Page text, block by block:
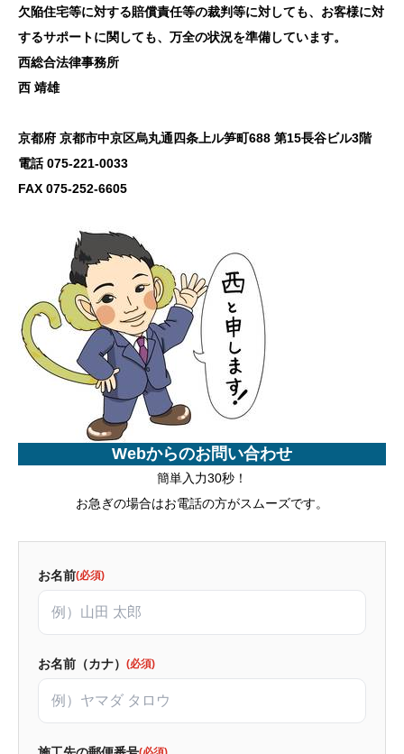
欠陥住宅等に対する賠償責任等の裁判等に対しても、お客様に対
するサポートに関しても、万全の状況を準備しています。
西総合法律事務所
西 靖雄
京都府 京都市中京区烏丸通四条上ル笋町688 第15長谷ビル3階
電話 075-221-0033
FAX 075-252-6605
Webからのお問い合わせ
簡単入力30秒！
お急ぎの場合はお電話の方がスムーズです。
お名前(必須)
お名前（カナ） (必須)